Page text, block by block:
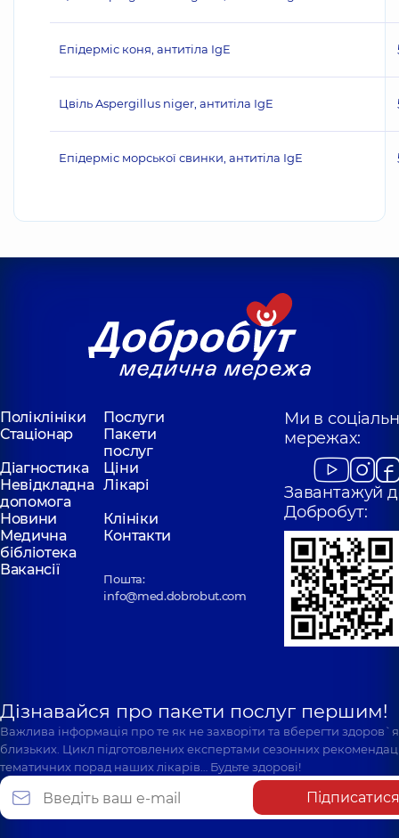
Епідерміс коня, антитіла IgE
Цвіль Aspergillus niger, антитіла IgE
Епідерміс морської свинки, антитіла IgE
Поліклініки
Послуги
Стаціонар
Пакети
послуг
Діагностика
Ціни
Невідкладна
допомога
Лікарі
Новини
Клініки
Медична
бібліотека
Контакти
Вакансії
Пошта:
info@med.dobrobut.com
Ми в
мережах:
Завантажуй
Добробут:
Дізнавайся про пакети послуг першим!
Важлива інформація про те як не захворіти та вберегти
близьких. Цикл підготовлених експертами сезонних
тематичних порад наших лікарів… Будьте здорові!
Підписатися